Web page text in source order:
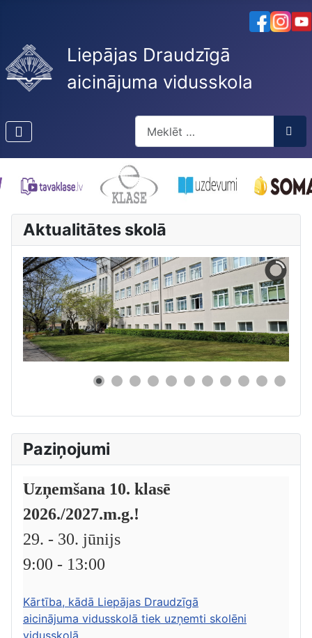
Liepājas Draudzīgā
aicinājuma vidusskola
Type 2 or more characters for
Aktualitātes skolā
Paziņojumi
Uzņemšana 10. klasē
2026./2027.m.g.!
29. - 30. jūnijs
9:00 - 13:00
Kārtība, kādā Liepājas Draudzīgā
aicinājuma vidusskolā tiek uzņemti skolēni